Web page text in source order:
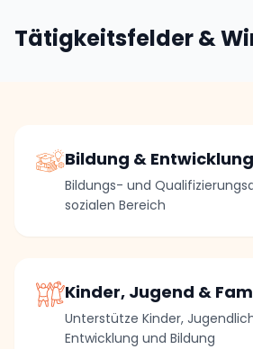
Tätigkeitsfelder &
Bildung & Entwicklung
Bildungs- und
sozialen Bereich
Kinder, Jugend &
Unterstütze Kinder,
Entwicklung und Bildung